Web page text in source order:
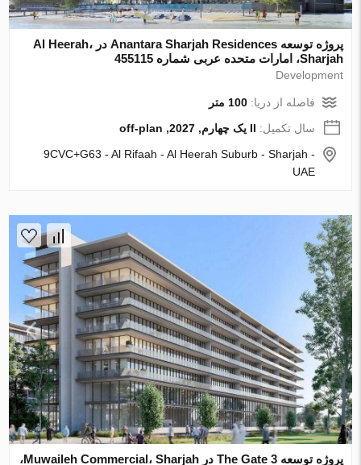
پروژه توسعه Anantara Sharjah Residences در Al Heerah،
Sharjah، امارات متحده عربی شماره 455115
Development
فاصله از دریا:100 متر
سال تکمیل: II یک چهارم, 2027, off-plan
9CVC+G63 - Al Rifaah - Al Heerah Suburb - Sharjah -
UAE
پروژه توسعه The Gate 3 در Muwaileh Commercial، Sharjah،